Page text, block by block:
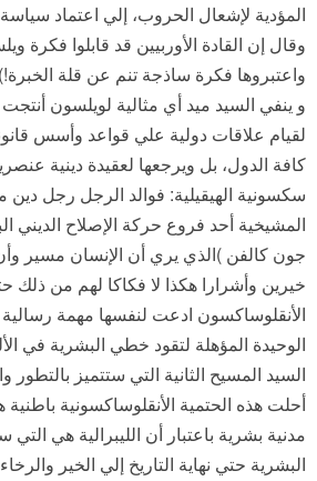
المؤدية لإشعال الحروب، إلي اعتماد
وقال إن القادة الأوربيين قد قابلوا فكرة
واعتبروها فكرة ساذجة تنم عن قلة الخبرة!)
و ينفي السيد ميد أي مثالية لويلسون أنتجت
لقيام علاقات دولية علي قواعد وأسس
كافة الدول، بل ويرجعها لعقيدة دينية
سكسونية الهيقيلية: فوالد الرجل رجل
المشيخية أحد فروع حركة الإصلاح الديني
جون كالفن )الذي يري أن الإنسان مسير
خيرين وأشرارا هكذا لا فكاكا لهم من ذلك
الأنقلوساكسون ادعت لنفسها مهمة
الوحيدة المؤهلة لتقود خطي البشرية في
السيد المسيح الثانية التي ستتميز
أحلت هذه الحتمية الأنقلوساكسونية باطنية
مدنية بشرية باعتبار أن الليبرالية هي
البشرية حتي نهاية التاريخ إلي الخير